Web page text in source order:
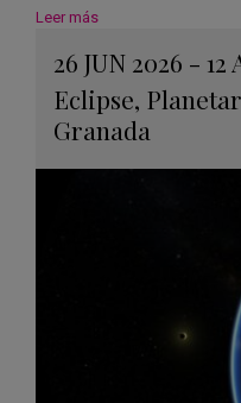
Leer más
26 JUN 2026 - 12
Eclipse,
Granada